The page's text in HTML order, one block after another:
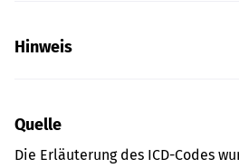
Hinweis
Quelle
Die Erläuterung des ICD-Codes